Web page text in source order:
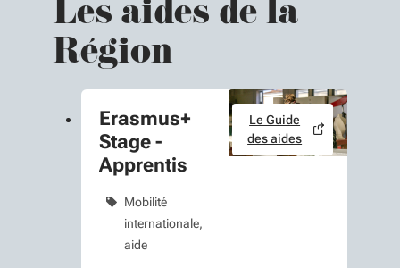
Les aides de la
Région
Erasmus+
Stage -
Apprentis
Mobilité
internationale
aide
Le Guide
des aides